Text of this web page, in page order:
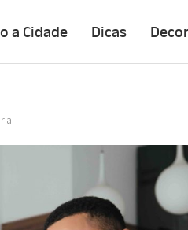
a Cidade Dicas